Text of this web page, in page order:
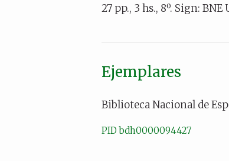
27 pp., 3 hs., 8º. Sign: BNE
Ejemplares
Biblioteca Nacional de
PID bdh0000094427